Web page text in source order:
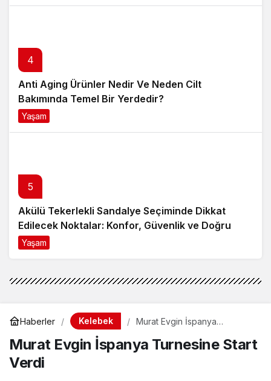
4
Anti Aging Ürünler Nedir Ve Neden Cilt
Bakımında Temel Bir Yerdedir?
Yaşam
5
Akülü Tekerlekli Sandalye Seçiminde Dikkat
Edilecek Noktalar: Konfor, Güvenlik ve Doğru
Model Tercihi
Yaşam
Haberler Kelebek
Murat Evgin İspanya
Murat Evgin İspanya Turnesine Start
Verdi